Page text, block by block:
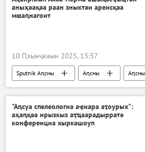
аныҳәақәа раан зныктәи ареисқәа
мҩаԥнагоит
10 Ԥхынҷкәын 2025, 13:37
Sputnik Аԥсны Аԥсны
Аԥсны
Ажәабжьқәа
"Аԥсуа спелеологиа аҿиара аҭоурых":
аҳаԥқәа ирызкыз аҭҵаарадырратә
конференциа хыркәшоуп